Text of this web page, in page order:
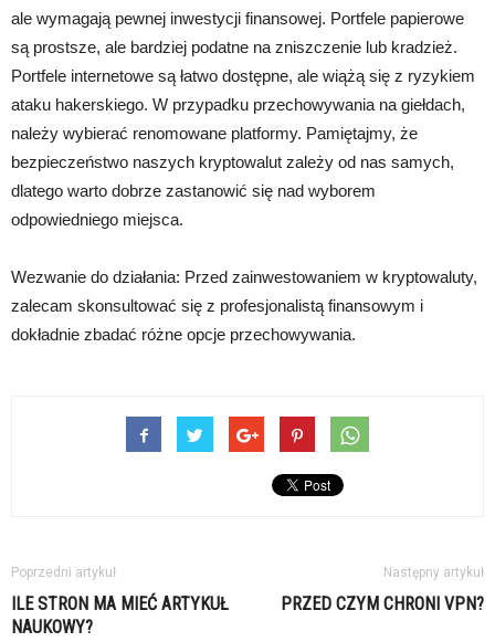
ale wymagają pewnej inwestycji finansowej. Portfele papierowe
są prostsze, ale bardziej podatne na zniszczenie lub kradzież.
Portfele internetowe są łatwo dostępne, ale wiążą się z ryzykiem
ataku hakerskiego. W przypadku przechowywania na giełdach,
należy wybierać renomowane platformy. Pamiętajmy, że
bezpieczeństwo naszych kryptowalut zależy od nas samych,
dlatego warto dobrze zastanowić się nad wyborem
odpowiedniego miejsca.
Wezwanie do działania: Przed zainwestowaniem w kryptowaluty,
zalecam skonsultować się z profesjonalistą finansowym i
dokładnie zbadać różne opcje przechowywania.
Poprzedni artykuł
ILE STRON MA MIEĆ ARTYKUŁ
NAUKOWY?
Następny artykuł
PRZED CZYM CHRONI VPN?